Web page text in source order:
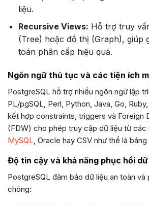
liệu.
Recursive Views: Hỗ trợ truy
(Tree) hoặc đồ thị (Graph), giúp
toán phân cấp hiệu quả.
Ngôn ngữ thủ tục và các tiện ích
PostgreSQL hỗ trợ nhiều ngôn ngữ lập
PL/pgSQL, Perl, Python, Java, Go,
kết hợp constraints, triggers và Foreign
(FDW) cho phép truy cập dữ liệu từ các
MySQL, Oracle hay CSV như thể là
Độ tin cậy và khả năng phục hồi
PostgreSQL đảm bảo dữ liệu an toàn và
chóng: